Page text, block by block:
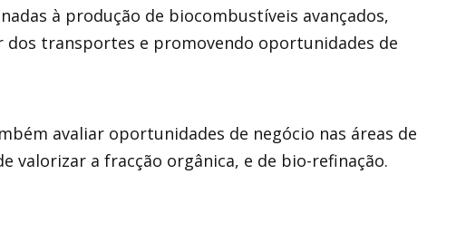
à produção de biocombustíveis avançados,
dos transportes e promovendo oportunidades de
avaliar oportunidades de negócio nas áreas de
valorizar a fracção orgânica, e de bio-refinação.